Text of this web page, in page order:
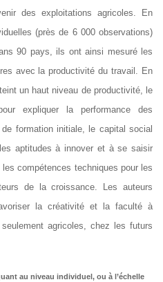
des exploitations agricoles. En
(près de 6 000 observations)
90 pays, ils ont ainsi mesuré les
avec la productivité du travail. En
un haut niveau de productivité, le
expliquer la performance des
formation initiale, le capital social
aptitudes à innover et à se saisir
compétences techniques pour les
de la croissance. Les auteurs
la créativité et la faculté à
agricoles, chez les futurs
au niveau individuel, ou à l’échelle